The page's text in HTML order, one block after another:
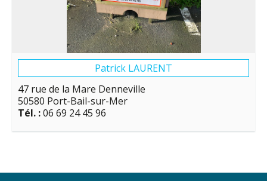
Patrick LAURENT
47 rue de la Mare Denneville
50580 Port-Bail-sur-Mer
Tél. :06 69 24 45 96